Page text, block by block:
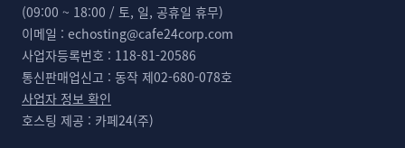
(09:00 ~ 18:00 / 토, 일, 공휴일 휴무)
이메일 : echosting@cafe24corp.com
사업자등록번호 : 118-81-20586
통신판매업신고 : 동작 제02-680-078호
사업자 정보 확인
호스팅 제공 : 카페24(주)